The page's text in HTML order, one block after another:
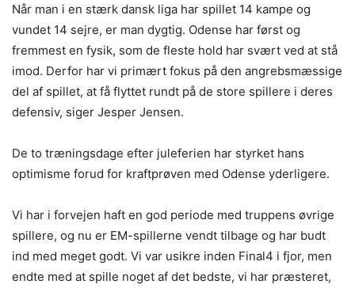
Når man i en stærk dansk liga har spillet 14 kampe og
vundet 14 sejre, er man dygtig. Odense har først og
fremmest en fysik, som de fleste hold har svært ved at stå
imod. Derfor har vi primært fokus på den angrebsmæssige
del af spillet, at få flyttet rundt på de store spillere i deres
defensiv, siger Jesper Jensen.
De to træningsdage efter juleferien har styrket hans
optimisme forud for kraftprøven med Odense yderligere.
Vi har i forvejen haft en god periode med truppens øvrige
spillere, og nu er EM-spillerne vendt tilbage og har budt
ind med meget godt. Vi var usikre inden Final4 i fjor, men
endte med at spille noget af det bedste, vi har præsteret,